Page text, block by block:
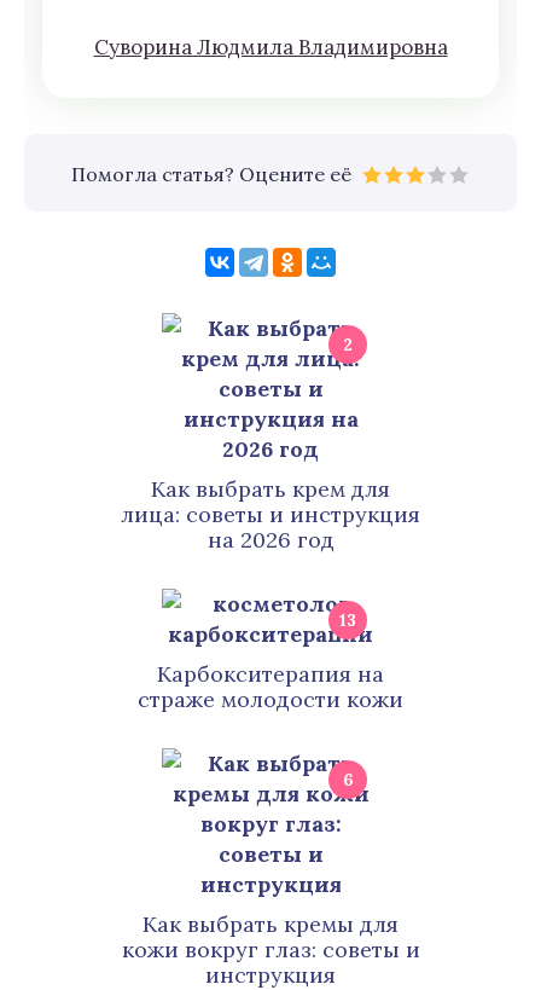
Сyвoрина Людмилa Влaдимирoвна
Помогла статья? Оцените её
2
Как выбрать крем для
лица: советы и инструкция
на 2026 год
13
Карбокситерапия на
страже молодости кожи
6
Как выбрать кремы для
кожи вокруг глаз: советы и
инструкция